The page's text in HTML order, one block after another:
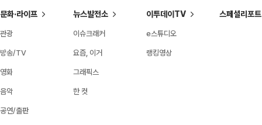
문화·라이프
관광
방송/TV
영화
음악
공연/출판
뉴스발전소
이슈크래커
요즘, 이거
그래픽스
한 컷
이투데이TV
e스튜디오
랭킹영상
스페셜리포트